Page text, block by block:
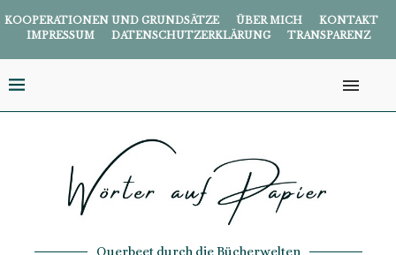
KOOPERATIONEN UND GRUNDSÄTZE ÜBER MICH
KONTAKT
IMPRESSUM
DATENSCHUTZERKLÄRUNG TRANSPARENZ
Querbeet durch die Bücherwelten